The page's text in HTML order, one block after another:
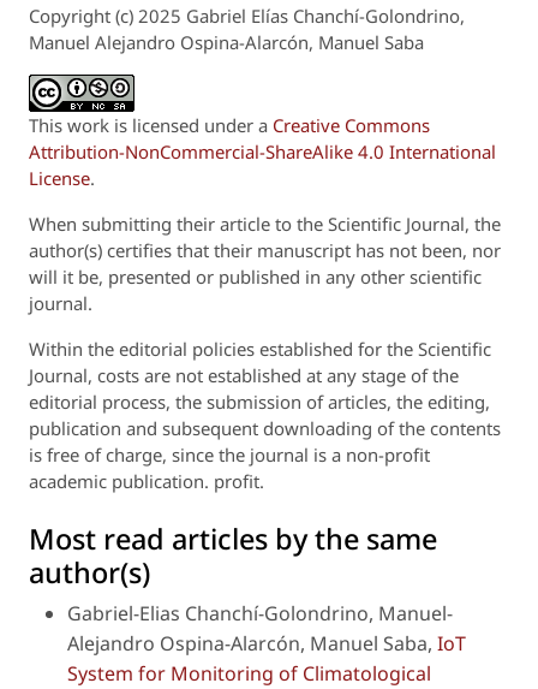
Copyright (c) 2025 Gabriel Elías Chanchí-Golondrino,
Manuel Alejandro Ospina-Alarcón, Manuel Saba
This work is licensed under a Creative Commons
Attribution-NonCommercial-ShareAlike 4.0 International
License.
When submitting their article to the Scientific Journal, the
author(s) certifies that their manuscript has not been, nor
will it be, presented or published in any other scientific
journal.
Within the editorial policies established for the Scientific
Journal, costs are not established at any stage of the
editorial process, the submission of articles, the editing,
publication and subsequent downloading of the contents
is free of charge, since the journal is a non-profit
academic publication. profit.
Most read articles by the same
author(s)
Gabriel-Elias Chanchí-Golondrino, Manuel-
Alejandro Ospina-Alarcón, Manuel Saba, IoT
System for Monitoring of Climatological